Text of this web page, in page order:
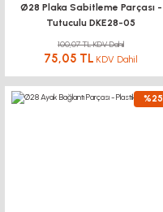
Ø28 Plaka Sabitleme Parçası -
Tutuculu DKE28-05
100,07 TL KDV Dahil
75,05 TL KDV Dahil
%25